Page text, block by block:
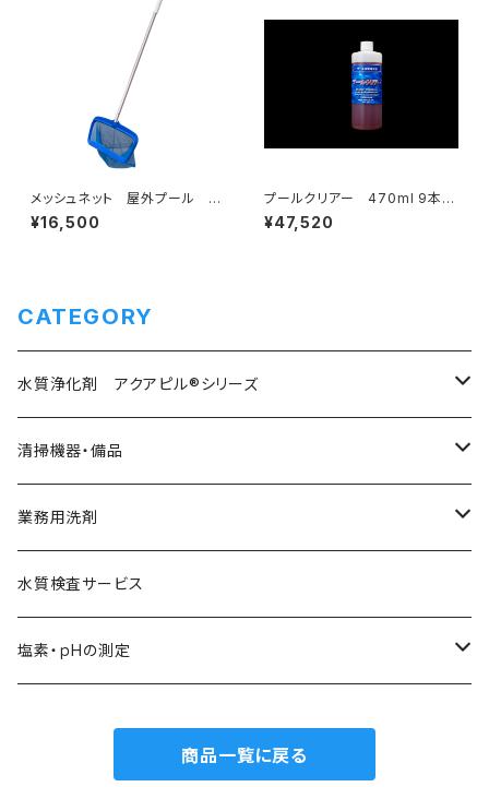
メッシュネット 屋外プール 露
天風呂 落ち葉 ゴミ除去 網
¥16,500
プールクリアー 470ml 9本
入/箱 プール用凝集剤 浄化
剤
¥47,520
CATEGORY
水質浄化剤 アクアピル®シリーズ
アクアピル®
プールクリアー
長期防藻剤 ウインタークリーン
スパーピル 浴場用
清掃機器・備品
電動デッキブラシ
プール用備品
プールクリーナー
業務用洗剤
配管洗浄剤
ヌメリ除去洗剤
スケール除去剤
水質検査サービス
塩素・ｐHの測定
商品一覧に戻る